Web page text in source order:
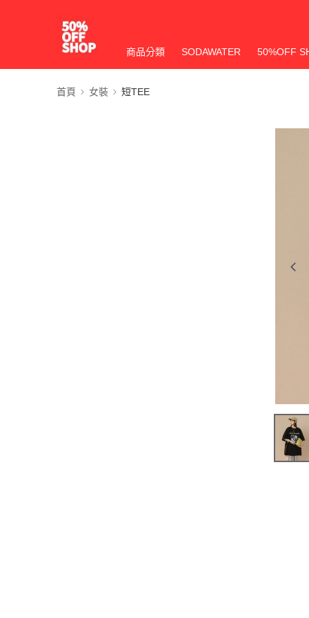
商品分類 SODAWATER 50%OFF
首頁 女裝 短TEE